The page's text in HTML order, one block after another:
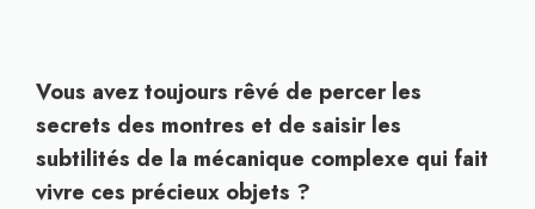
Vous avez toujours rêvé de percer les
secrets des montres et de saisir les
subtilités de la mécanique complexe qui fait
vivre ces précieux objets ?